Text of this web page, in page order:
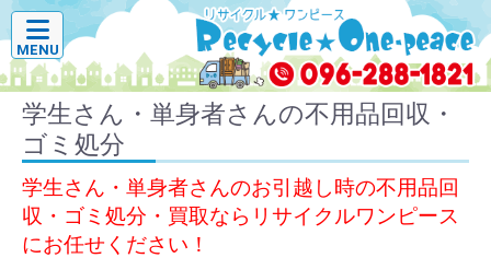
MENU
学生さん・単身者さんの不用品回収・
ゴミ処分
学生さん・単身者さんのお引越し時の不用品回
収・ゴミ処分・買取ならリサイクルワンピース
にお任せください！